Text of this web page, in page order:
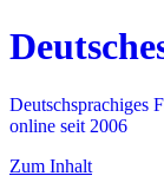
Deutschsprachiges
online seit 2006
Zum Inhalt